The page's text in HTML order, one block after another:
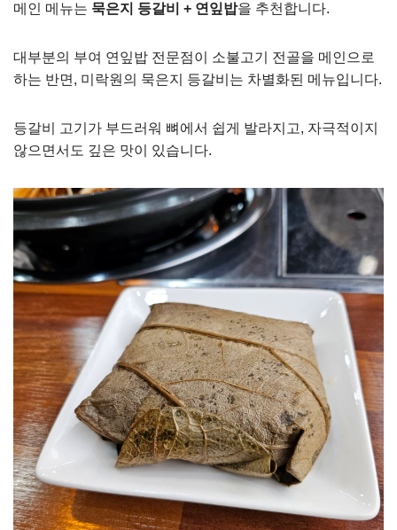
메인 메뉴는 묵은지 등갈비 + 연잎밥을 추천합니다.
대부분의 부여 연잎밥 전문점이 소불고기 전골을 메인으로
하는 반면, 미락원의 묵은지 등갈비는 차별화된 메뉴입니다.
등갈비 고기가 부드러워 뼈에서 쉽게 발라지고, 자극적이지
않으면서도 깊은 맛이 있습니다.